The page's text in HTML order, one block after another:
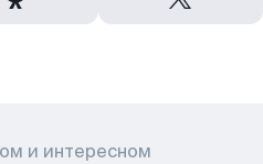
и интересном